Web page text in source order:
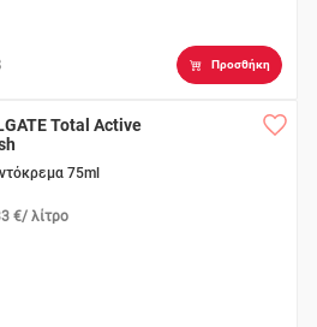
Προσθήκη
Total Active
75ml
€/ λίτρο